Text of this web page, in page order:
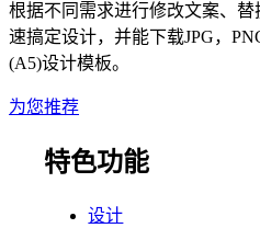
根据不同需求进行修改文案、
速搞定设计，并能下载JPG，
(A5)设计模板。
为您推荐
特色功能
设计